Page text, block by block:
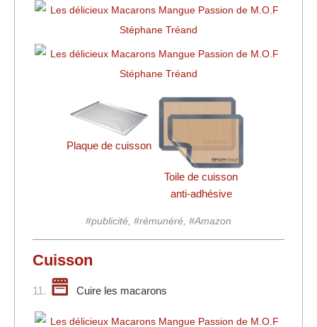
Plaque de cuisson
Toile de cuisson
anti-adhésive
#publicité, #rémunéré, #Amazon
Cuisson
11. Cuire les macarons